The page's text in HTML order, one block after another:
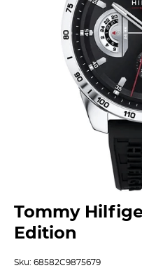
Tommy
Edition
Sku: 68582C9875679